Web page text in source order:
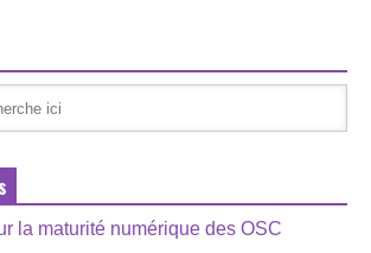
la maturité numérique des OSC